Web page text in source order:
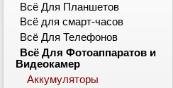
Всё Для Планшетов
Всё для смарт-часов
Всё Для Телефонов
Всё Для Фотоаппаратов и
Видеокамер
Аккумуляторы